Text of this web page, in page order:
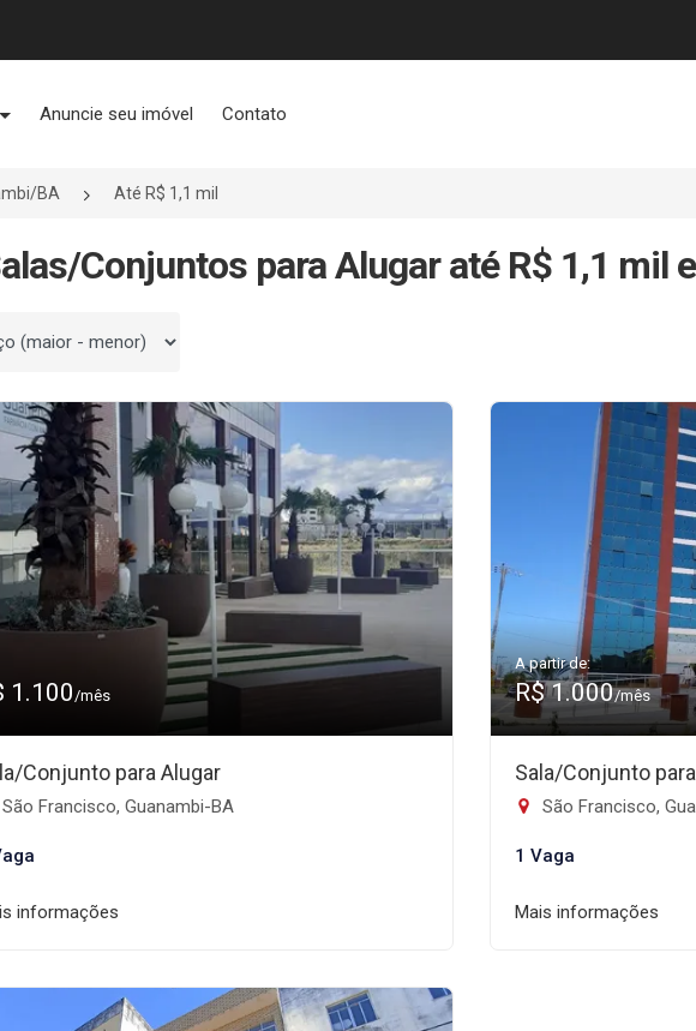
Anuncie seu imóvel Contato
BA Até R$ 1,1 mil
Conjuntos para Alugar até R$ 1,1 mil
por
1.100/mês
Conjunto para Alugar
São Francisco, Guanambi-BA
informações
A partir de:
R$ 1.000/mês
Sala/Conjunto
São Francisco,
1 Vaga
Mais informações